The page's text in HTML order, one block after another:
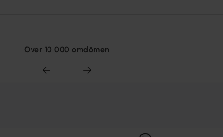
Över 10 000 omdömen